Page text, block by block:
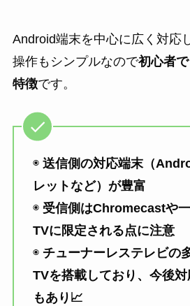
Android端末を中心に広く対応
操作もシンプルなので初心者
特徴です。
◉ 送信側の対応端末（
レットなど）が豊富
◉ 受信側はChromecastや
TVに限定される点に注意
◉ チューナーレステレビの
TVを搭載しており、今後
もあり📈